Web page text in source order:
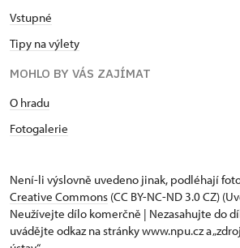
Vstupné
Tipy na výlety
MOHLO BY VÁS ZAJÍMAT
O hradu
Fotogalerie
Není-li výslovně uvedeno jinak, podléhají
Creative Commons (CC BY-NC-ND 3.0 CZ)
Neužívejte dílo komerčně | Nezasahujte do
uvádějte odkaz na stránky www.npu.cz a